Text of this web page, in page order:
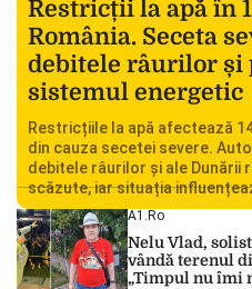
Restricții la apă în
România. Seceta
debitele râurilor și
sistemul energetic
Restricțiile la apă afectează
din cauza secetei severe.
debitele râurilor și ale Dunării
scăzute, iar situația
Centralei Nucleare de la
cu una dintre cele mai dificile
hidrologic din ultimii ani. Lipsa
A1.ro
Nelu Vlad,
vândă terenul
„Timpul nu îmi